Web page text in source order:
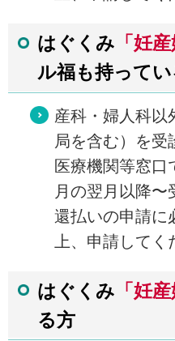
はぐくみ 「妊産
ル福も持って
産科・婦人科以
局を含む）を受
医療機関等窓口
月の翌月以降〜
還払いの申請に
上、申請してく
はぐくみ 「妊産
る方